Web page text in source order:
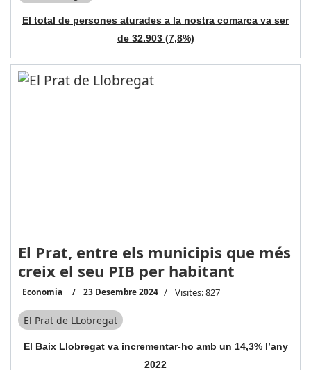
El total de persones aturades a la nostra comarca va ser
de 32.903 (7,8%)
El Prat, entre els municipis que més
creix el seu PIB per habitant
Economia 23 Desembre 2024 Visites: 827
El Prat de LLobregat
El Baix Llobregat va incrementar-ho amb un 14,3% l’any
2022